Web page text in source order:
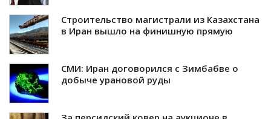
Строительство магистрали из Казахстана
в Иран вышло на финишную прямую
СМИ: Иран договорился с Зимбабве о
добыче урановой руды